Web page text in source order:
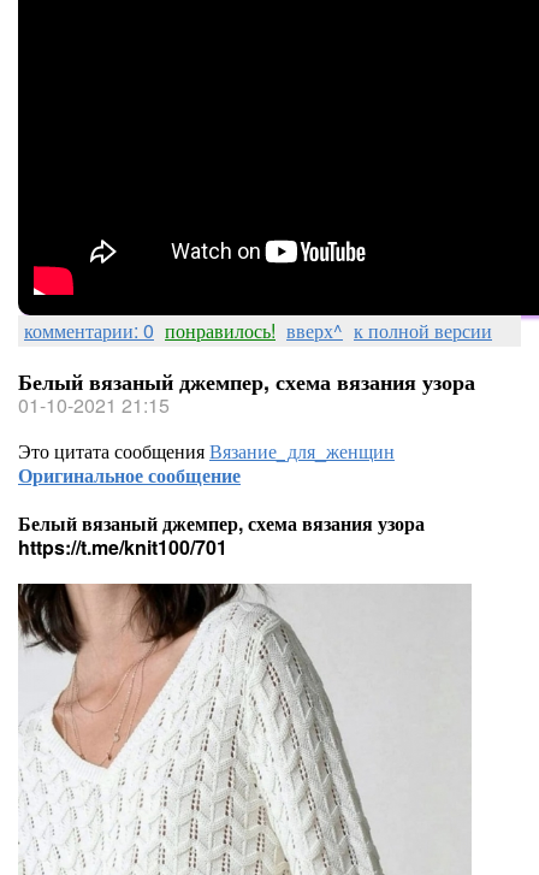
комментарии: 0 понравилось! вверх^ к полной версии
Белый вязаный джемпер, схема вязания узора
01-10-2021 21:15
Это цитата сообщенияВязание_для_женщин
Оригинальное сообщение
Белый вязаный джемпер, схема вязания узора
https://t.me/knit100/701